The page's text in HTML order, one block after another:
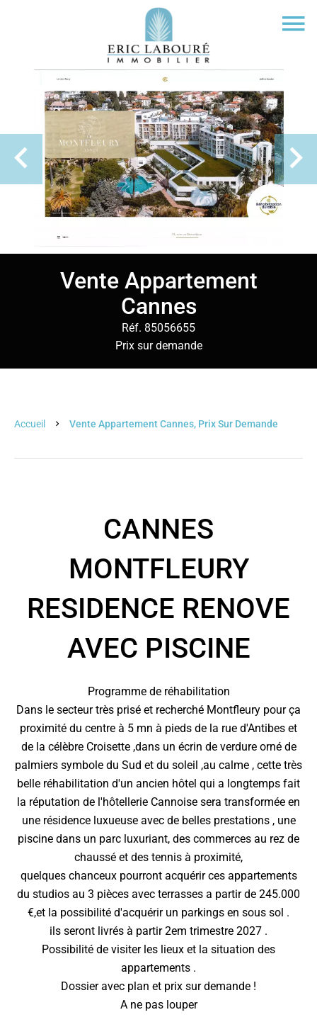
Vente Appartement
Cannes
Réf. 85056655
Prix sur demande
Accueil Vente Appartement Cannes, Prix Sur Demande
CANNES
MONTFLEURY
RESIDENCE RENOVE
AVEC PISCINE
Programme de réhabilitation
Dans le secteur très prisé et recherché Montfleury pour ça
proximité du centre à 5 mn à pieds de la rue d'Antibes et
de la célèbre Croisette ,dans un écrin de verdure orné de
palmiers symbole du Sud et du soleil ,au calme , cette très
belle réhabilitation d'un ancien hôtel qui a longtemps fait
la réputation de l'hôtellerie Cannoise sera transformée en
une résidence luxueuse avec de belles prestations , une
piscine dans un parc luxuriant, des commerces au rez de
chaussé et des tennis à proximité,
quelques chanceux pourront acquérir ces appartements
du studios au 3 pièces avec terrasses a partir de 245.000
€,et la possibilité d'acquérir un parkings en sous sol .
ils seront livrés à partir 2em trimestre 2027 .
Possibilité de visiter les lieux et la situation des
appartements .
Dossier avec plan et prix sur demande !
A ne pas louper